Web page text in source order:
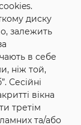
диску
залежить
в себе
ніж той,
Сесійні
вікна
третім
та/або